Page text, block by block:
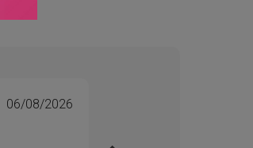
06/08/2026